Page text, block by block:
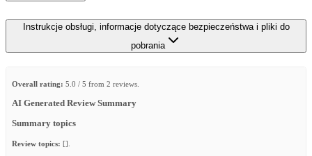
Instrukcje obsługi, informacje dotyczące bezpieczeństwa i pliki do
pobrania
Overall rating: 5.0 / 5 from 2 reviews.
AI Generated Review Summary
Summary topics
Review topics: [].